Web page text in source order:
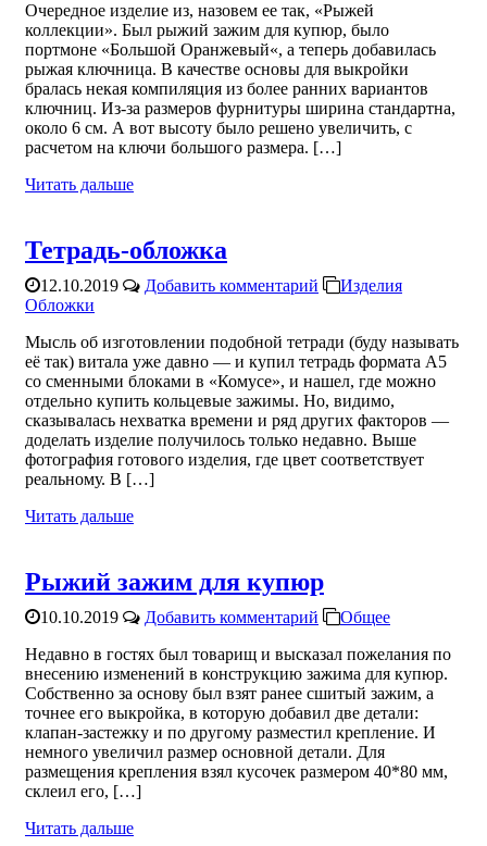
Очередное изделие из, назовем ее так, «Рыжей
коллекции». Был рыжий зажим для купюр, было
портмоне «Большой Оранжевый«, а теперь добавилась
рыжая ключница. В качестве основы для выкройки
бралась некая компиляция из более ранних вариантов
ключниц. Из-за размеров фурнитуры ширина стандартна,
около 6 см. А вот высоту было решено увеличить, с
расчетом на ключи большого размера. […]
Читать дальше
Тетрадь-обложка
12.10.2019 Добавить комментарий
Изделия
Обложки
Мысль об изготовлении подобной тетради (буду называть
её так) витала уже давно — и купил тетрадь формата А5
со сменными блоками в «Комусе», и нашел, где можно
отдельно купить кольцевые зажимы. Но, видимо,
сказывалась нехватка времени и ряд других факторов —
доделать изделие получилось только недавно. Выше
фотография готового изделия, где цвет соответствует
реальному. В […]
Читать дальше
Рыжий зажим для купюр
10.10.2019 Добавить комментарий
Общее
Недавно в гостях был товарищ и высказал пожелания по
внесению изменений в конструкцию зажима для купюр.
Собственно за основу был взят ранее сшитый зажим, а
точнее его выкройка, в которую добавил две детали:
клапан-застежку и по другому разместил крепление. И
немного увеличил размер основной детали. Для
размещения крепления взял кусочек размером 40*80 мм,
склеил его, […]
Читать дальше